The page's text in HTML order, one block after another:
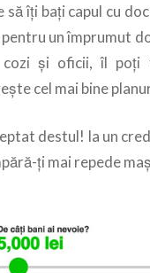
să îți bați capul cu
un împrumut
și oficii, îl poți
cel mai bine
destul! Ia un
ți mai repede